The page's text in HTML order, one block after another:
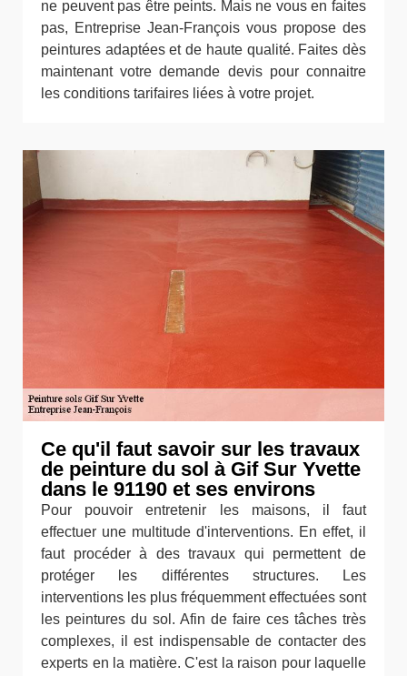
ne peuvent pas être peints. Mais ne vous en faites
pas, Entreprise Jean-François vous propose des
peintures adaptées et de haute qualité. Faites dès
maintenant votre demande devis pour connaitre
les conditions tarifaires liées à votre projet.
Ce qu'il faut savoir sur les travaux
de peinture du sol à Gif Sur Yvette
dans le 91190 et ses environs
Pour pouvoir entretenir les maisons, il faut
effectuer une multitude d'interventions. En effet, il
faut procéder à des travaux qui permettent de
protéger les différentes structures. Les
interventions les plus fréquemment effectuées sont
les peintures du sol. Afin de faire ces tâches très
complexes, il est indispensable de contacter des
experts en la matière. C'est la raison pour laquelle